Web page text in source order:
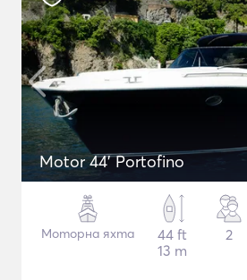
Motor 44' Portofino
Моторна яхта
44 ft
13 m
2